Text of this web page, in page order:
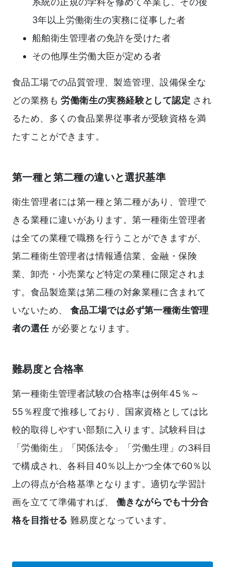
3年以上労働衛生の実務に従事した者
船舶衛生管理者の免許を受けた者
その他厚生労働大臣が定める者
食品工場での品質管理、製造管理、設備保全な
どの業務も労働衛生の実務経験として認定 され
るため、多くの食品業界従事者が受験資格を満
たすことができます。
第一種と第二種の違いと選択基準
衛生管理者には第一種と第二種があり、管理で
きる業種に違いがあります。第一種衛生管理者
は全ての業種で職務を行うことができますが、
第二種衛生管理者は情報通信業、金融・保険
業、卸売・小売業など特定の業種に限定されま
す。食品製造業は第二種の対象業種に含まれて
いないため、 食品工場では必ず第一種衛生管理
者の選任が必要となります。
難易度と合格率
第一種衛生管理者試験の合格率は例年45％～
55％程度で推移しており、国家資格としては比
較的取得しやすい部類に入ります。試験科目は
「労働衛生」「関係法令」「労働生理」の3科目
で構成され、各科目40％以上かつ全体で60％以
上の得点が合格基準となります。適切な学習計
画を立てて準備すれば、 働きながらでも十分合
格を目指せる 難易度となっています。